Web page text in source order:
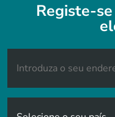
Registe-